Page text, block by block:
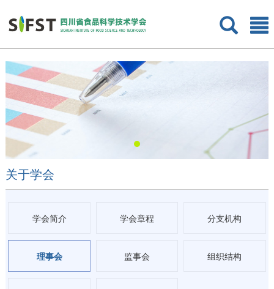
关于学会
学会简介 学会章程 分支机构
理事会 监事会 组织结构